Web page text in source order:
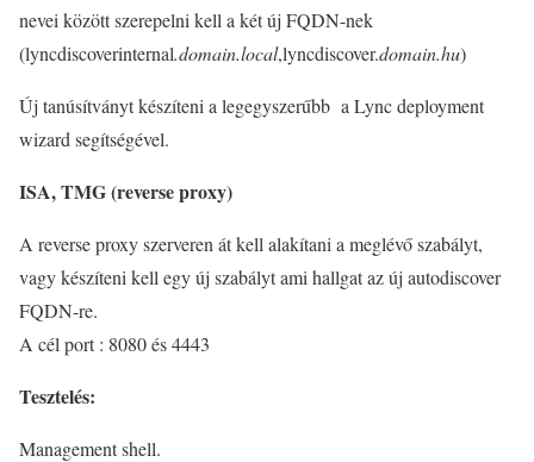
nevei között szerepelni kell a két új FQDN-nek
(lyncdiscoverinternal.domain.local,lyncdiscover.domain.hu)
Új tanúsítványt készíteni a legegyszerűbb a Lync deployment
wizard segítségével.
ISA, TMG (reverse proxy)
A reverse proxy szerveren át kell alakítani a meglévő szabályt,
vagy készíteni kell egy új szabályt ami hallgat az új autodiscover
FQDN-re.
A cél port : 8080 és 4443
Tesztelés:
Management shell.